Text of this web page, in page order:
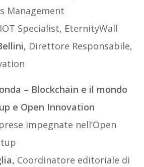
Management
IOT Specialist, EternityWall
Direttore Responsabile,
– Blockchain e il mondo
e Open Innovation
impegnate nell’Open
Coordinatore editoriale di